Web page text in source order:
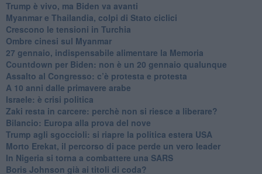
Trump è vivo, ma Biden va avanti
Myanmar e Thailandia, colpi di Stato ciclici
Crescono le tensioni in Turchia
Ombre cinesi sul Myanmar
27 gennaio, indispensabile alimentare la Memoria
Countdown per Biden: non è un 20 gennaio qualunque
Assalto al Congresso: c’è protesta e protesta
A 10 anni dalle primavere arabe
Israele: è crisi politica
Zaki resta in carcere: perchè non si riesce a liberare?
Bilancio: Europa alla prova del nove
Trump agli sgoccioli: si riapre la politica estera USA
Morto Erekat, il percorso di pace perde un vero leader
In Nigeria si torna a combattere una SARS
Boris Johnson già ai titoli di coda?